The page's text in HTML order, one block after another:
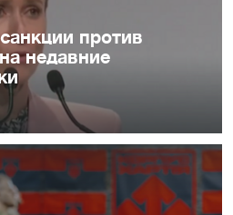
против
недавние